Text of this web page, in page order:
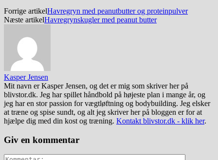
Forrige artikelHavregryn med peanutbutter og proteinpulver
Næste artikelHavregrynskugler med peanut butter
Kasper Jensen
Mit navn er Kasper Jensen, og det er mig som skriver her på
blivstor.dk. Jeg har spillet håndbold på højeste plan i mange år, og
jeg har en stor passion for vægtløftning og bodybuilding. Jeg elsker
at træne og spise sundt, og alt jeg skriver her på bloggen er for at
hjælpe dig med din kost og træning. Kontakt blivstor.dk - klik her.
Giv en kommentar